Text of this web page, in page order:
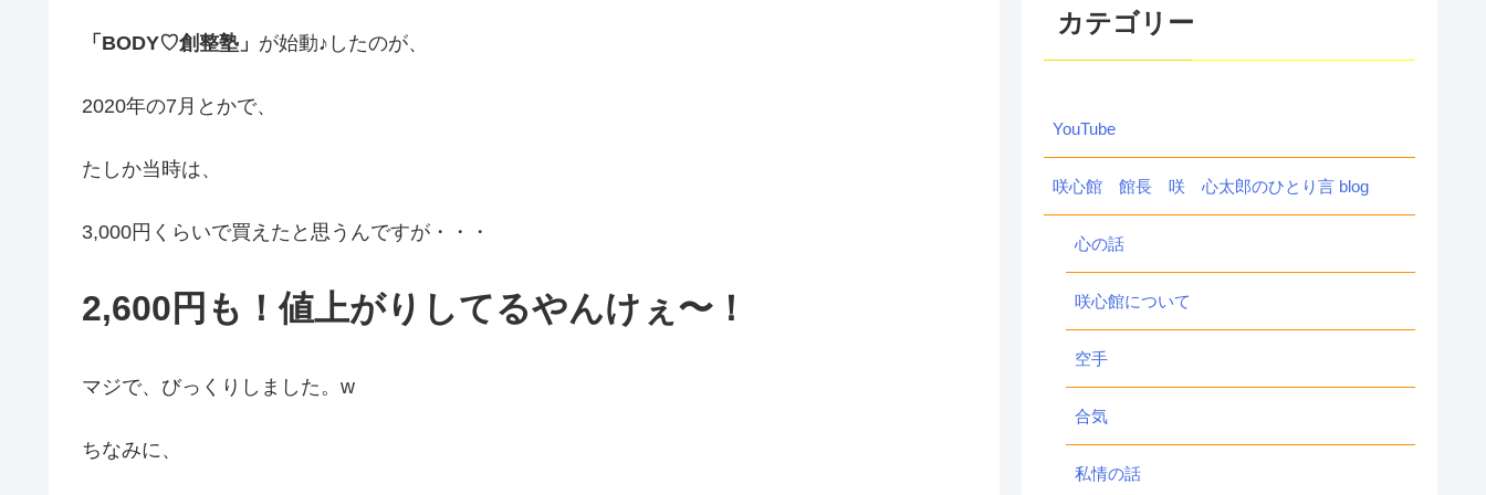
「BODY♡創整塾」 が始動♪したのが、
2020年の7月とかで、
たしか当時は、
3,000円くらいで買えたと思うんですが・・・
2,600円も！値上がりしてるやんけぇ〜！
マジで、びっくりしました。w
ちなみに、
カテゴリー
YouTube
咲心館 館長 咲 心太郎のひとり言 blog
心の話
咲心館について
空手
合気
私情の話